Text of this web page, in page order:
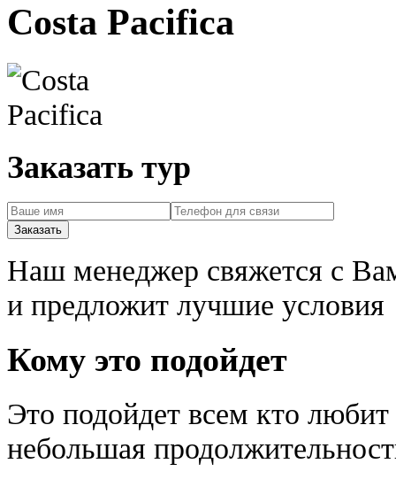
Costa Pacifica
Заказать тур
Наш менеджер свяжется с
и предложит лучшие условия
Кому это подойдет
Это подойдет всем кто
небольшая